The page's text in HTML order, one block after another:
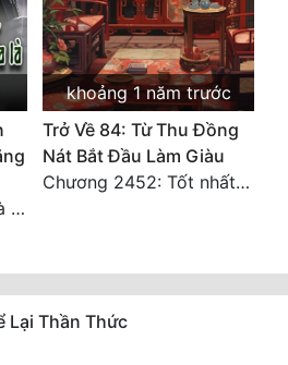
Chương 1448: Kêu ai là cha?
khoảng 1 năm trước
Trở Về 84: Từ Thu Đồng
Nát Bắt Đầu Làm Giàu
Chương 2452: Tốt nhất tất cả
Lại Thần Thức